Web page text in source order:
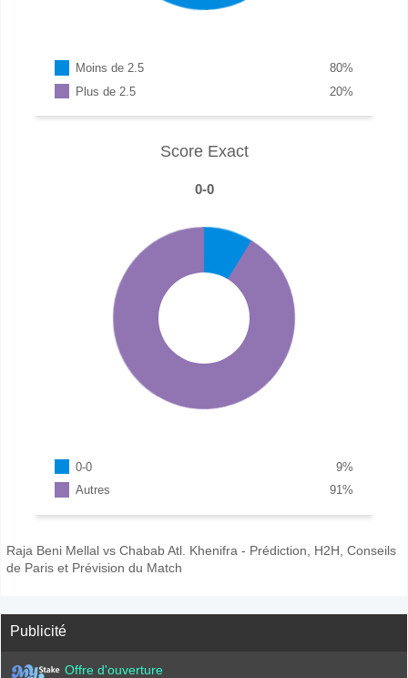
Moins de 2.5 %
80
Plus de 2.5
%
20
Score Exact
0-0
0-0 %
9
Autres
%
91
Raja Beni Mellal vs Chabab Atl. Khenifra - Prédiction, H2H, Conseils
de Paris et Prévision du Match
Publicité
Offre d'ouverture